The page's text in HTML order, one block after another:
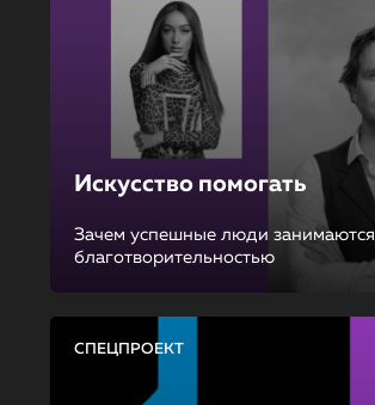
Искусство помогать
Зачем успешные люди занимаются
благотворительностью
СПЕЦПРОЕКТ